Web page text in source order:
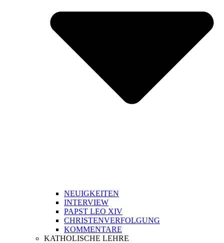
NEUIGKEITEN
INTERVIEW
PAPST LEO XIV
CHRISTENVERFOLGUNG
KOMMENTARE
KATHOLISCHE LEHRE